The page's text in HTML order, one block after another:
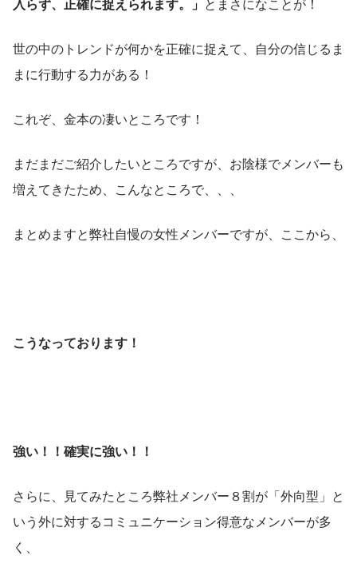
世の中のトレンドが何かを正確に捉えて、自分の信じるま
まに行動する力がある！
これぞ、金本の凄いところです！
まだまだご紹介したいところですが、お陰様でメンバーも
増えてきたため、こんなところで、、、
まとめますと弊社自慢の女性メンバーですが、ここから、
こうなっております！
強い！！確実に強い！！
さらに、見てみたところ弊社メンバー８割が「外向型」と
いう外に対するコミュニケーション得意なメンバーが多
く、